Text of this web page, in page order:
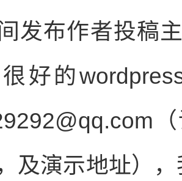
发布作者投稿
好的
及演示地址）